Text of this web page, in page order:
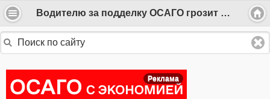
Водителю за подделку ОСАГО грозит уголовное дело
Реклама